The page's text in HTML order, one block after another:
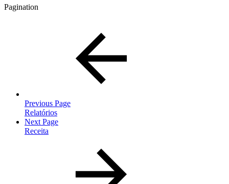
Pagination
Previous Page
Relatórios
Next Page
Receita